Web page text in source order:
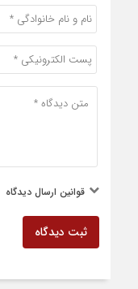
قوانین ارسال دیدگاه
ثبت دیدگاه